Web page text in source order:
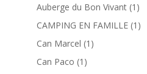
Auberge du Bon Vivant(1)
CAMPING EN FAMILLE(1)
Can Marcel (1)
Can Paco (1)